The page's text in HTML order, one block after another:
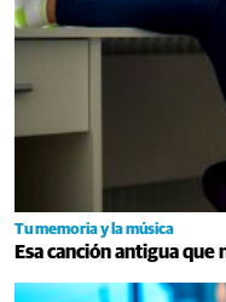
Tu memoria y la música
Esa canción antigua